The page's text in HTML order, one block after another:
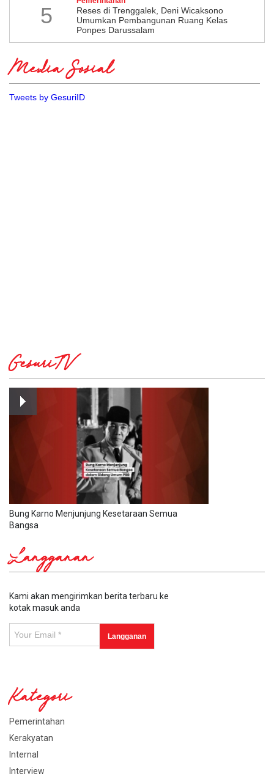
5
​Reses di Trenggalek, Deni Wicaksono
Umumkan Pembangunan Ruang Kelas
Ponpes Darussalam
Media Sosial
Tweets by GesuriID
GesuriTV
Bung Karno Menjunjung Kesetaraan Semua
Bangsa
Langganan
Kami akan mengirimkan berita terbaru ke
kotak masuk anda
Kategori
Pemerintahan
Kerakyatan
Internal
Interview